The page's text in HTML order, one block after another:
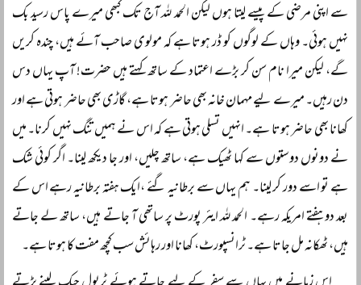
سے اپنی مرضی کے پیسے لیتا ہوں لیکن الحمد للہ آج تک کبھی میرے پاس رسید بک
نہیں ہوئی۔ وہاں کے لوگوں کو ڈر ہوتا ہے کہ مولوی صاحب آئے ہیں، چندہ کریں
گے، لیکن میرا نام سن کر بڑے اعتماد کے ساتھ کہتے ہیں حضرت! آپ یہاں دس
دن رہیں۔ میرے لیے مہمان خانہ بھی حاضر ہوتا ہے، گاڑی بھی حاضر ہوتی ہے اور
کھانا بھی حاضر ہوتا ہے۔ انہیں تسلی ہوتی ہے کہ اس نے ہمیں تنگ نہیں کرنا۔ میں
نے دونوں دوستوں سے کہا ٹھیک ہے، ساتھ چلیں، اور جا دیکھ لینا۔ اگر کوئی شک
ہے تو اسے دور کر لینا۔ ہم یہاں سے برطانیہ گئے ،ایک ہفتہ برطانیہ رہے اس کے
بعد دو ہفتے امریکہ رہے۔ الحمد للہ ایئر پورٹ پر ساتھی آ جاتے ہیں، ساتھ لے جاتے
ہیں، ٹھکانہ مل جاتا ہے۔ ٹرانسپورٹ، کھانا اور رہائش سب کچھ مفت کا ہوتا ہے۔